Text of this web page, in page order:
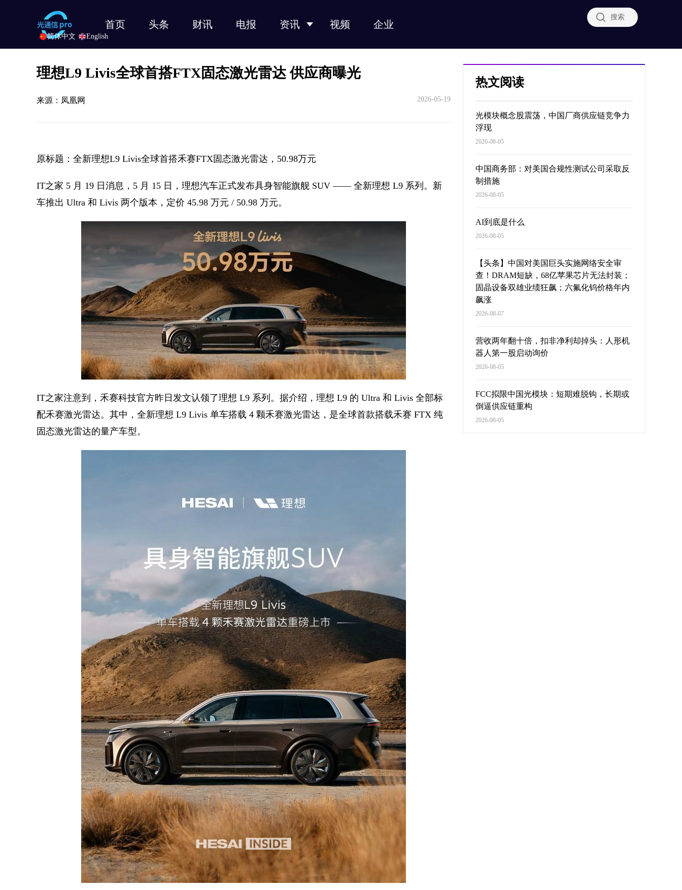
首页 头条 财讯 电报 资讯 视频 企业
搜索
理想L9 Livis全球首搭FTX固态激光雷达 供应商曝光
来源：凤凰网 2026-05-19
原标题：全新理想L9 Livis全球首搭禾赛FTX固态激光雷达，50.98万元
IT之家 5 月 19 日消息，5 月 15 日，理想汽车正式发布具身智能旗舰 SUV —— 全新理想 L9 系列。新
车推出 Ultra 和 Livis 两个版本，定价 45.98 万元 / 50.98 万元。
IT之家注意到，禾赛科技官方昨日发文认领了理想 L9 系列。据介绍，理想 L9 的 Ultra 和 Livis 全部标
配禾赛激光雷达。其中，全新理想 L9 Livis 单车搭载 4 颗禾赛激光雷达，是全球首款搭载禾赛 FTX 纯
固态激光雷达的量产车型。
热文阅读
光模块概念股震荡，中国厂商供应链竞争力
浮现
2026-08-05
中国商务部：对美国合规性测试公司采取反
制措施
2026-08-05
AI到底是什么
2026-08-05
【头条】中国对美国巨头实施网络安全审
查！DRAM短缺，68亿苹果芯片无法封装；
固晶设备双雄业绩狂飙；六氟化钨价格年内
飙涨
2026-08-07
营收两年翻十倍，扣非净利却掉头：人形机
器人第一股启动询价
2026-08-05
FCC拟限中国光模块：短期难脱钩，长期或
倒逼供应链重构
2026-08-05
简体中文 English